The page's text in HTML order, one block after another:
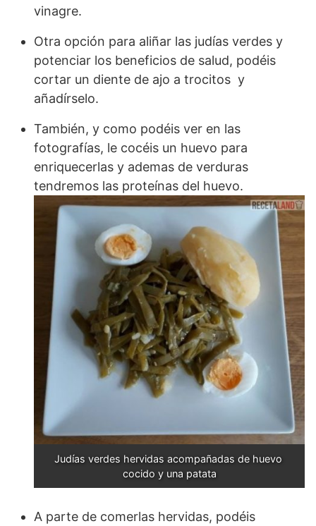
vinagre.
Otra opción para aliñar las judías verdes y
potenciar los beneficios de salud, podéis
cortar un diente de ajo a trocitos y
añadírselo.
También, y como podéis ver en las
fotografías, le cocéis un huevo para
enriquecerlas y ademas de verduras
tendremos las proteínas del huevo.
Judías verdes hervidas acompañadas de huevo
cocido y una patata
A parte de comerlas hervidas, podéis